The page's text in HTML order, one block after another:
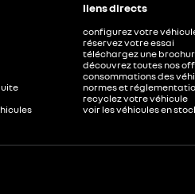
liens directs
configurez votre
réservez votre essai
téléchargez une
découvrez toutes nos
consommations des
normes et
recyclez votre véhicule
voir les véhicules en